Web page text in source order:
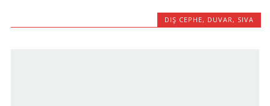
DIŞ CEPHE, DUVAR, SIVA